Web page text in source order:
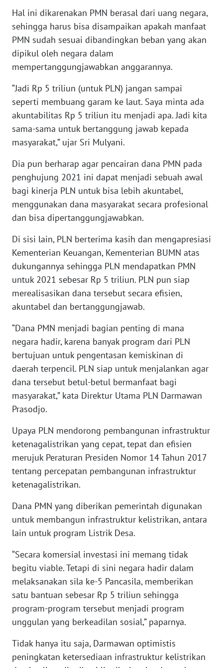
Hal ini dikarenakan PMN berasal dari uang negara,
sehingga harus bisa disampaikan apakah manfaat
PMN sudah sesuai dibandingkan beban yang akan
dipikul oleh negara dalam
mempertanggungjawabkan anggarannya.
“Jadi Rp 5 triliun (untuk PLN) jangan sampai
seperti membuang garam ke laut. Saya minta ada
akuntabilitas Rp 5 triliun itu menjadi apa. Jadi kita
sama-sama untuk bertanggung jawab kepada
masyarakat,” ujar Sri Mulyani.
Dia pun berharap agar pencairan dana PMN pada
penghujung 2021 ini dapat menjadi sebuah awal
bagi kinerja PLN untuk bisa lebih akuntabel,
menggunakan dana masyarakat secara profesional
dan bisa dipertanggungjawabkan.
Di sisi lain, PLN berterima kasih dan mengapresiasi
Kementerian Keuangan, Kementerian BUMN atas
dukungannya sehingga PLN mendapatkan PMN
untuk 2021 sebesar Rp 5 triliun. PLN pun siap
merealisasikan dana tersebut secara efisien,
akuntabel dan bertanggungjawab.
“Dana PMN menjadi bagian penting di mana
negara hadir, karena banyak program dari PLN
bertujuan untuk pengentasan kemiskinan di
daerah terpencil. PLN siap untuk menjalankan agar
dana tersebut betul-betul bermanfaat bagi
masyarakat,” kata Direktur Utama PLN Darmawan
Prasodjo.
Upaya PLN mendorong pembangunan infrastruktur
ketenagalistrikan yang cepat, tepat dan efisien
merujuk Peraturan Presiden Nomor 14 Tahun 2017
tentang percepatan pembangunan infrastruktur
ketenagalistrikan.
Dana PMN yang diberikan pemerintah digunakan
untuk membangun infrastruktur kelistrikan, antara
lain untuk program Listrik Desa.
“Secara komersial investasi ini memang tidak
begitu viable. Tetapi di sini negara hadir dalam
melaksanakan sila ke-5 Pancasila, memberikan
satu bantuan sebesar Rp 5 triliun sehingga
program-program tersebut menjadi program
unggulan yang berkeadilan sosial,” paparnya.
Tidak hanya itu saja, Darmawan optimistis
peningkatan ketersediaan infrastruktur kelistrikan
WN
SERAMBI
WN
JAMBI
SULTRA
WN
NTB
SULTENG
WN
SULBAR
BABEL
WN
SUMBAR
WN
WN
BENGKULU
WN
LAMPUNG
WN
JATENG
WN
NUSANTARA
WN
WN
JATIM
WN
BALI
WN
KALBAR
KALTENG